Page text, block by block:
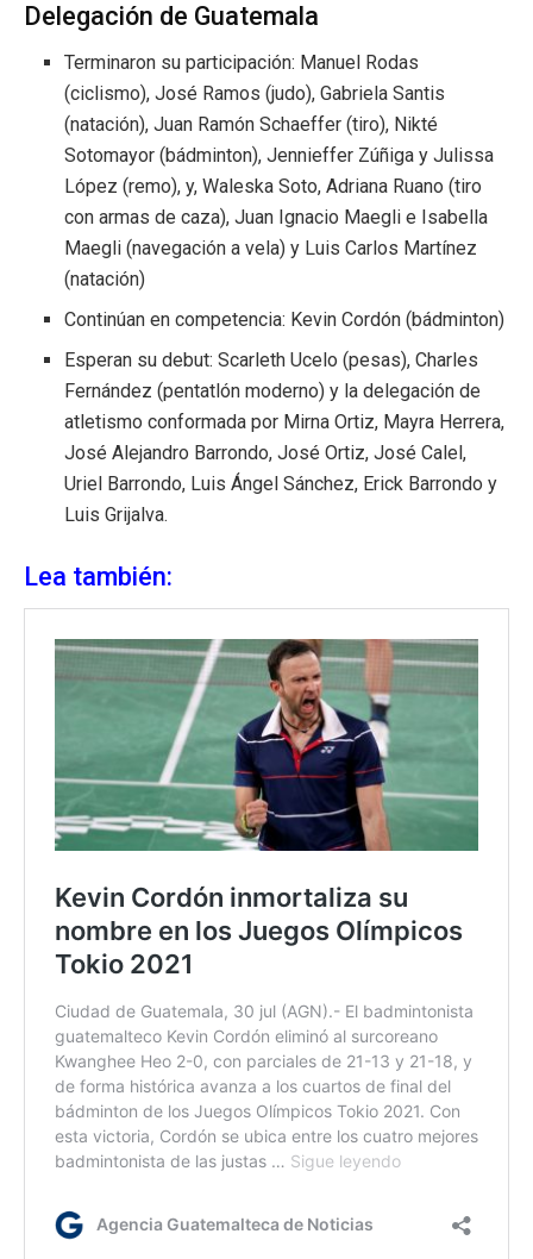
Delegación de Guatemala
Terminaron su participación: Manuel Rodas
(ciclismo), José Ramos (judo), Gabriela Santis
(natación), Juan Ramón Schaeffer (tiro), Nikté
Sotomayor (bádminton), Jennieffer Zúñiga y Julissa
López (remo), y, Waleska Soto, Adriana Ruano (tiro
con armas de caza), Juan Ignacio Maegli e Isabella
Maegli (navegación a vela) y Luis Carlos Martínez
(natación)
Continúan en competencia: Kevin Cordón (bádminton)
Esperan su debut: Scarleth Ucelo (pesas), Charles
Fernández (pentatlón moderno) y la delegación de
atletismo conformada por Mirna Ortiz, Mayra Herrera,
José Alejandro Barrondo, José Ortiz, José Calel,
Uriel Barrondo, Luis Ángel Sánchez, Erick Barrondo y
Luis Grijalva.
Lea también: